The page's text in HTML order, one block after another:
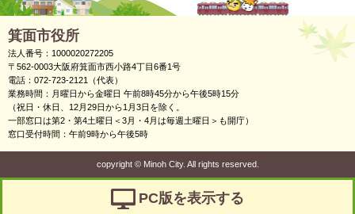
箕面市役所
法人番号：1000020272205
〒562-0003大阪府箕面市西小路4丁目6番1号
電話：072-723-2121（代表）
業務時間：月曜日から金曜日 午前8時45分から午後5時15分
（祝日・休日、12月29日から1月3日を除く。
一部窓口は第2・第4土曜日＜3月・4月は毎週土曜日＞も開庁）
窓口受付時間：午前9時から午後5時
copyright ©Minoh City. All rights reserved.
PC版を表示する